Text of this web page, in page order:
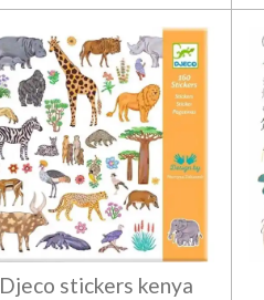
Djeco stickers kenya